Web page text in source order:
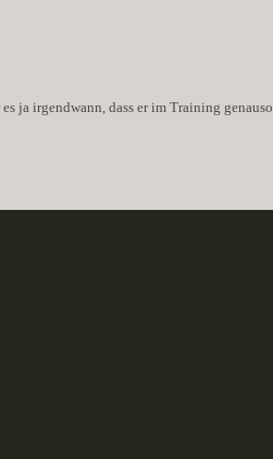
ja irgendwann, dass er im Training genauso